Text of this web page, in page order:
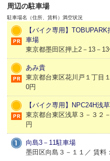
周辺の駐車場
駐車場名（住所、賃料） 満空状況
【バイク専用】
車場
東京都墨田区押上2－13－
あみ貴
東京都台東区花川戸１丁目
0円
【バイク専用】NPC24H浅
東京都台東区浅草３－３２
円
向島3－11駐車場
墨田区向島３－１１／ 賃料